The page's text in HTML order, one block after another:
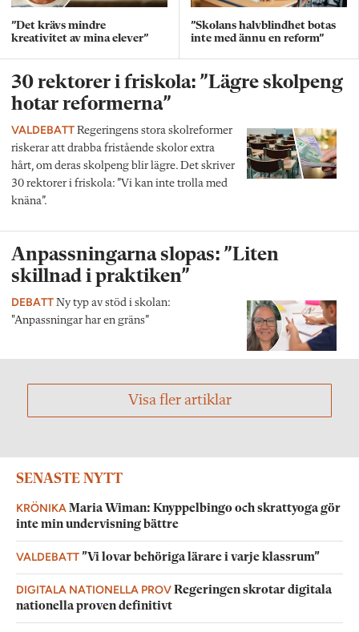
”Det krävs mindre
kreativitet av mina elever”
”Skolans halvblindhet botas
inte med ännu en reform”
30 rektorer i friskola: ”Lägre skolpeng
hotar reformerna”
VALDEBATT Regeringens stora skolreformer
riskerar att drabba fristående skolor extra
hårt, om deras skolpeng blir lägre. Det skriver
30 rektorer i friskola: ”Vi kan inte trolla med
knäna”.
Anpassningarna slopas: ”Liten
skillnad i praktiken”
DEBATT Ny typ av stöd i skolan:
"Anpassningar har en gräns”
Visa fler artiklar
SENASTE NYTT
KRÖNIKA Maria Wiman: Knyppelbingo och skrattyoga gör
inte min undervisning bättre
VALDEBATT”Vi lovar behöriga lärare i varje klassrum”
DIGITALA NATIONELLA PROVRegeringen skrotar digitala
nationella proven definitivt